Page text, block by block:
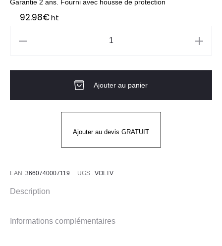
Garantie 2 ans. Fourni avec housse de protection
92.98€ht
soudage
Ajouter au panier
Ajouter au devis GRATUIT
EAN: 3660740007119 UGS : VOLTV
Description
Informations complémentaires